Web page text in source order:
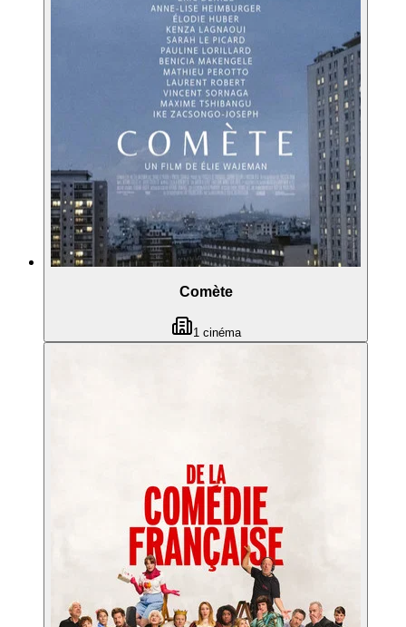
Comète
1 cinéma